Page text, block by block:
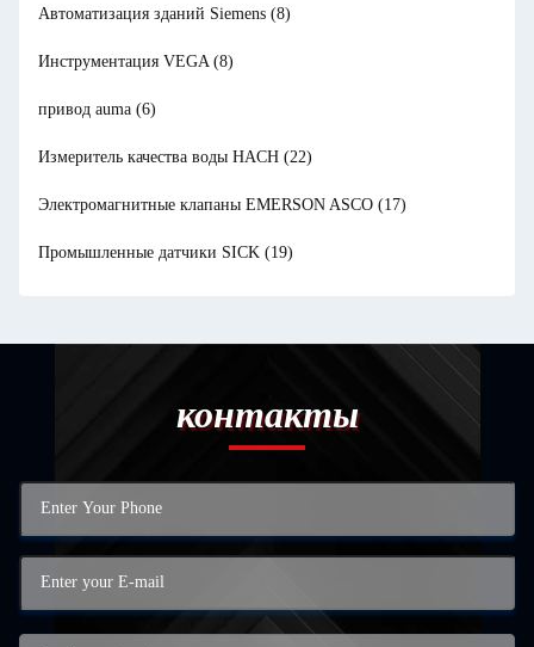
Автоматизация зданий Siemens (8)
Инструментация VEGA (8)
привод auma (6)
Измеритель качества воды HACH (22)
Электромагнитные клапаны EMERSON ASCO (17)
Промышленные датчики SICK (19)
контакты